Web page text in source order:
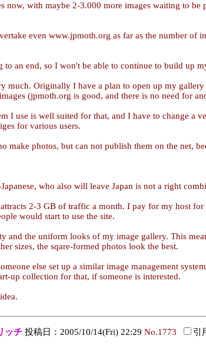
now, with maybe 2-3.000 more images waiting to be
even www.jpmoth.org as far as the number of
to an end, so I won't be able to continue to build up
much. Originally I have a plan to open up my
(jpmoth.org is good, and there is no need for
I use is well suited for that, and I have to change a
for various users.
make photos, but can not publish them on the net,
who also will leave Japan is not a right
2-3 GB of traffic a month. I pay for my host
would start to use the site.
and the uniform looks of my image gallery. This
sizes, the sqare-formed photos look the best.
else set up a similar image management
up collection for that, if someone is interested.
ッチ投稿日：2005/10/14(Fri) 22:29 No.1773 引